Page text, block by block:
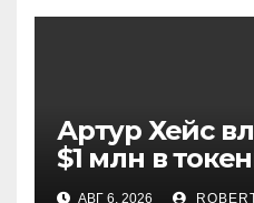
Артур Хейс
$1 млн в
АВГ 6, 2026